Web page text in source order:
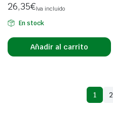
26,35€Iva incluido
En stock
Añadir al carrito
1 2